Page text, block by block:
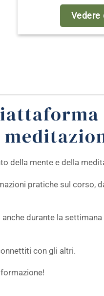
Vedere
della mente e della
pratiche sul corso,
durante la
con gli altri.